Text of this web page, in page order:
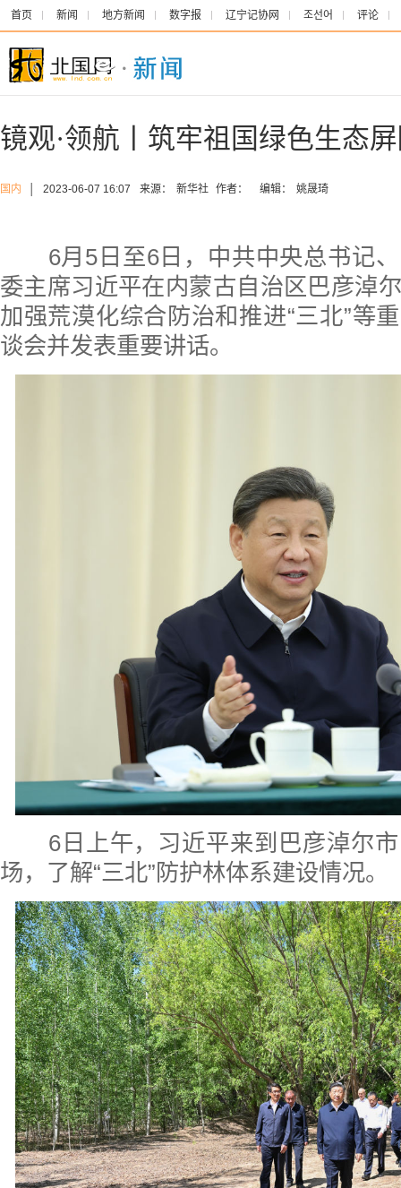
首页 新闻 地方新闻 数字报 辽宁记协网 조선어 评论
镜观·领航丨筑牢祖国绿色生态
国内 2023-06-07 16:07 来源： 新华社 作者： 编辑： 姚晟琦
6月5日至6日，中共中央总书记、
委主席习近平在内蒙古自治区巴彦淖
加强荒漠化综合防治和推进“三北”等
谈会并发表重要讲话。
6日上午，习近平来到巴彦淖尔市
场，了解“三北”防护林体系建设情况。